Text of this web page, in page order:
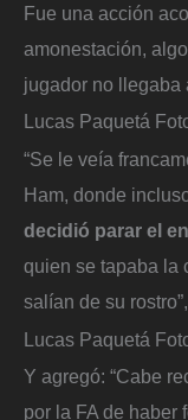
Fue una acción
amonestación,
jugador no llegaba
Lucas Paquetá
“Se le veía
Ham, donde
decidió parar el
quien se tapaba la
salían de su
Lucas Paquetá
Y agregó: “Cabe
por la FA de haber